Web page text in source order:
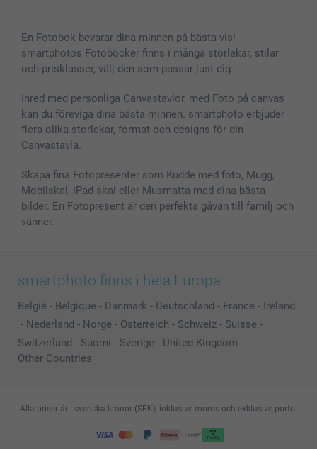
Skal till Mobil & Surfplatta
MyNameBook
Fotoramar & Tillbehör
Presentkort
Alla fotoprodukter
Sitemap
Villkor och garantier
smartbonus
Priser & betalning
En Fotobok bevarar dina minnen på bästa vis!
smartphotos Fotoböcker finns i många storlekar, stilar
och prisklasser, välj den som passar just dig.
Inred med personliga Canvastavlor, med Foto på canvas
kan du föreviga dina bästa minnen. smartphoto erbjuder
flera olika storlekar, format och designs för din
Canvastavla.
Skapa fina Fotopresenter som Kudde med foto, Mugg,
Mobilskal, iPad-skal eller Musmatta med dina bästa
bilder. En Fotopresent är den perfekta gåvan till familj och
vänner.
smartphoto finns i hela Europa
België - Belgique - Danmark - Deutschland - France - Ireland
- Nederland - Norge - Österreich - Schweiz - Suisse -
Switzerland - Suomi - Sverige - United Kingdom -
Other Countries
Alla priser är i svenska kronor (SEK), inklusive moms och exklusive porto.